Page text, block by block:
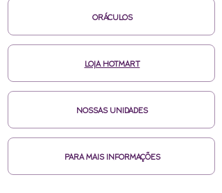
ORÁCULOS
LOJA HOTMART
NOSSAS UNIDADES
PARA MAIS INFORMAÇÕES